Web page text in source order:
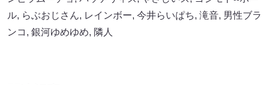
ル, らぶおじさん, レインボー, 今井らいぱち, 滝音, 男性ブラ
ンコ , 銀河ゆめゆめ, 隣人